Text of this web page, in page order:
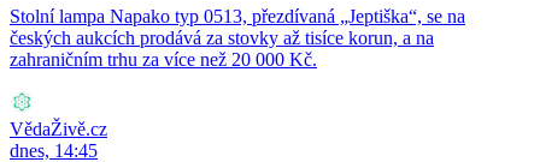
Stolní lampa Napako typ 0513, přezdívaná „Jeptiška“, se na
českých aukcích prodává za stovky až tisíce korun, a na
zahraničním trhu za více než 20 000 Kč.
VědaŽivě.cz
dnes, 14:45